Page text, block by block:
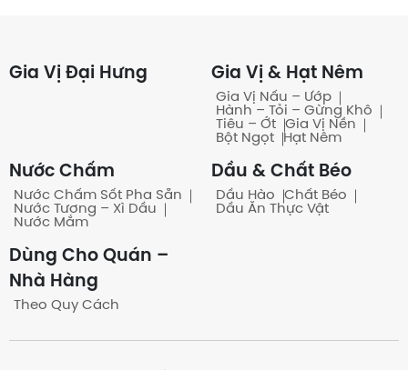
nào?
Có bán theo bao/ thùng
không?
không?
Gia Vị Đại Hưng Gia Vị & Hạt Nêm
Gia Vị Nấu – Ướp
Hành – Tỏi – Gừng Khô
Tiêu – Ớt
Gia Vị Nền
Bột Ngọt
Hạt Nêm
Nước Chấm
Nước Chấm Sốt Pha Sẵn
Nước Tương – Xì Dầu
Nước Mắm
Dầu & Chất Béo
Dầu Hào
Chất Béo
Dầu Ăn Thực Vật
Dùng Cho Quán –
Nhà Hàng
Theo Quy Cách